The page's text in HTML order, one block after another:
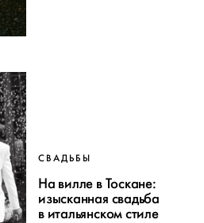
СВАДЬБЫ
На вилле в Тоскане:
изысканная свадьба
в итальянском стиле